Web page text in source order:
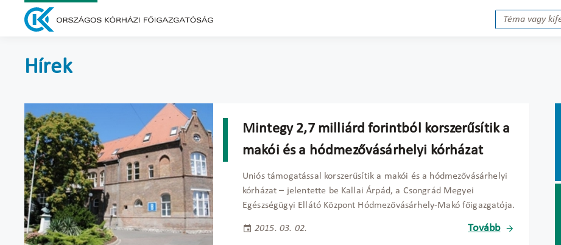
Hírek
Mintegy 2,7 milliárd forintból korszerűsítik a
makói és a hódmezővásárhelyi kórházat
Uniós támogatással korszerűsítik a makói és a hódmezővásárhelyi
kórházat – jelentette be Kallai Árpád, a Csongrád Megyei
Egészségügyi Ellátó Központ Hódmezővásárhely-Makó főigazgatója.
2015. 03. 02. Tovább